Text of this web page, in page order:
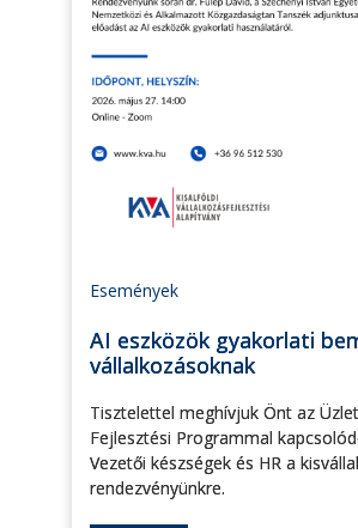
Események
AI eszközök gyakorlati
vállalkozásoknak
Tisztelettel meghívjuk Önt az
Fejlesztési Programmal
Vezetői készségek és HR a
rendezvényünkre.